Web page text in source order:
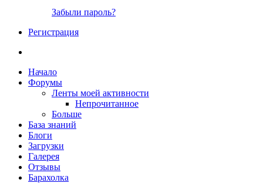
Забыли пароль?
Регистрация
Начало
Форумы
Ленты моей активности
Непрочитанное
Больше
База знаний
Блоги
Загрузки
Галерея
Отзывы
Барахолка